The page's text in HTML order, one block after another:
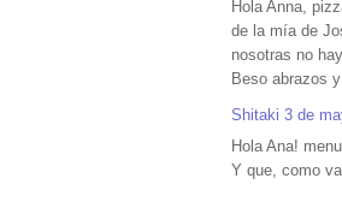
Hola Anna,
de la mía de
nosotras no
Beso abrazos
Shitaki 3 de
Hola Ana!
Y que, como